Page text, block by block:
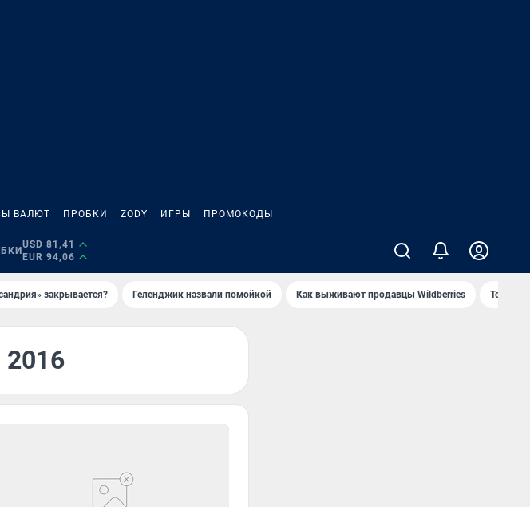
ВАЛЮТ ПРОБКИ ZODY ИГРЫ ПРОМОКОДЫ
USD 81,41
EUR 94,06
закрывается? Геленджик назвали помойкой Как выживают продавцы Wildberries Топ
2016